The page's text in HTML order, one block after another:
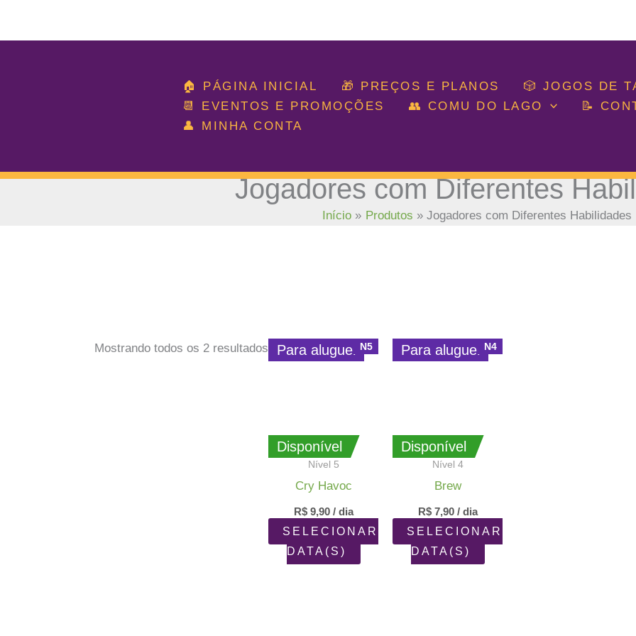
🏠 PÁGINA INICIAL 🎁 PREÇOS E PLANOS
🎲 JOGOS DE
📆 EVENTOS E PROMOÇÕES
👥 COMU DO LAGO
📝
👤 MINHA CONTA
Jogadores com Diferentes
Início Produtos Jogadores com Diferentes Habilidades
Mostrando todos os 2 resultados Classificado
Disponível
Para aluguel N5
Nível 5
Cry Havoc
R$9,90/ dia
SELECIONAR
DATA(S)
Disponível
Para aluguel N4
Nível 4
Brew
R$7,90/ dia
SELECIONAR
DATA(S)